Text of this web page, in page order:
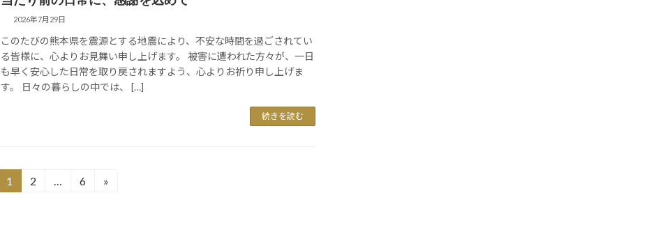
2026年7月29日
このたびの熊本県を震源とする地震により、不安な時間を過ごされてい
る皆様に、心よりお見舞い申し上げます。 被害に遭われた方々が、一日
も早く安心した日常を取り戻されますよう、心よりお祈り申し上げま
す。 日々の暮らしの中では、 […]
続きを読む
固
1
固
2 …
固
6 »